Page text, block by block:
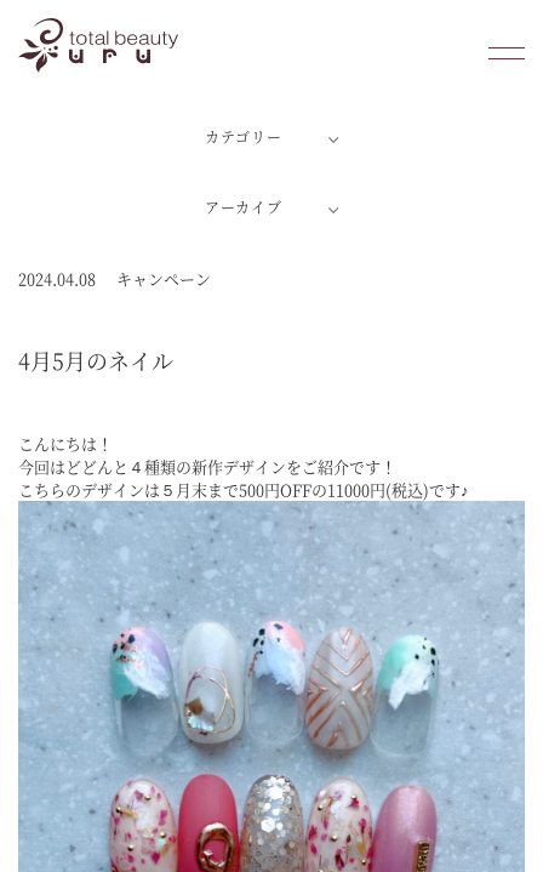
ホーム
潤のこだわり
ブログ
ご予約はこちらから
カテゴリー
アーカイブ
2024.04.08 キャンペーン
4月5月のネイル
こんにちは！
今回はどどんと４種類の新作デザインをご紹介です！
こちらのデザインは５月末まで500円OFFの11000円(税込)です♪